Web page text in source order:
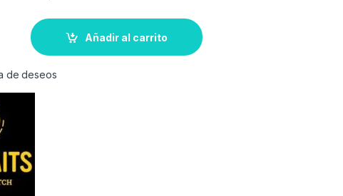
Añadir al carrito
de deseos